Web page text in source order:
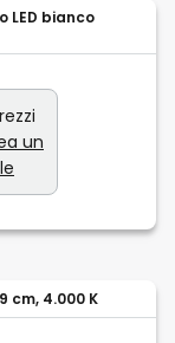
LED bianco
un
cm, 4.000 K